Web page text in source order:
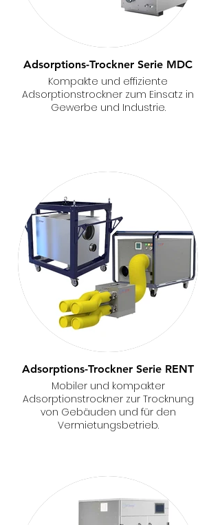
Adsorptions-Trockner Serie MDC
Kompakte und effiziente
Adsorptionstrockner zum Einsatz in
Gewerbe und Industrie.
Adsorptions-Trockner Serie RENT
Mobiler und kompakter
Adsorptionstrockner zur Trocknung
von Gebäuden und für den
Vermietungsbetrieb.